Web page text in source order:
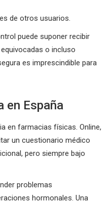
de otros usuarios.
puede suponer recibir
o incluso
es imprescindible para
en España
en farmacias físicas. Online,
un cuestionario médico
pero siempre bajo
problemas
hormonales. Una